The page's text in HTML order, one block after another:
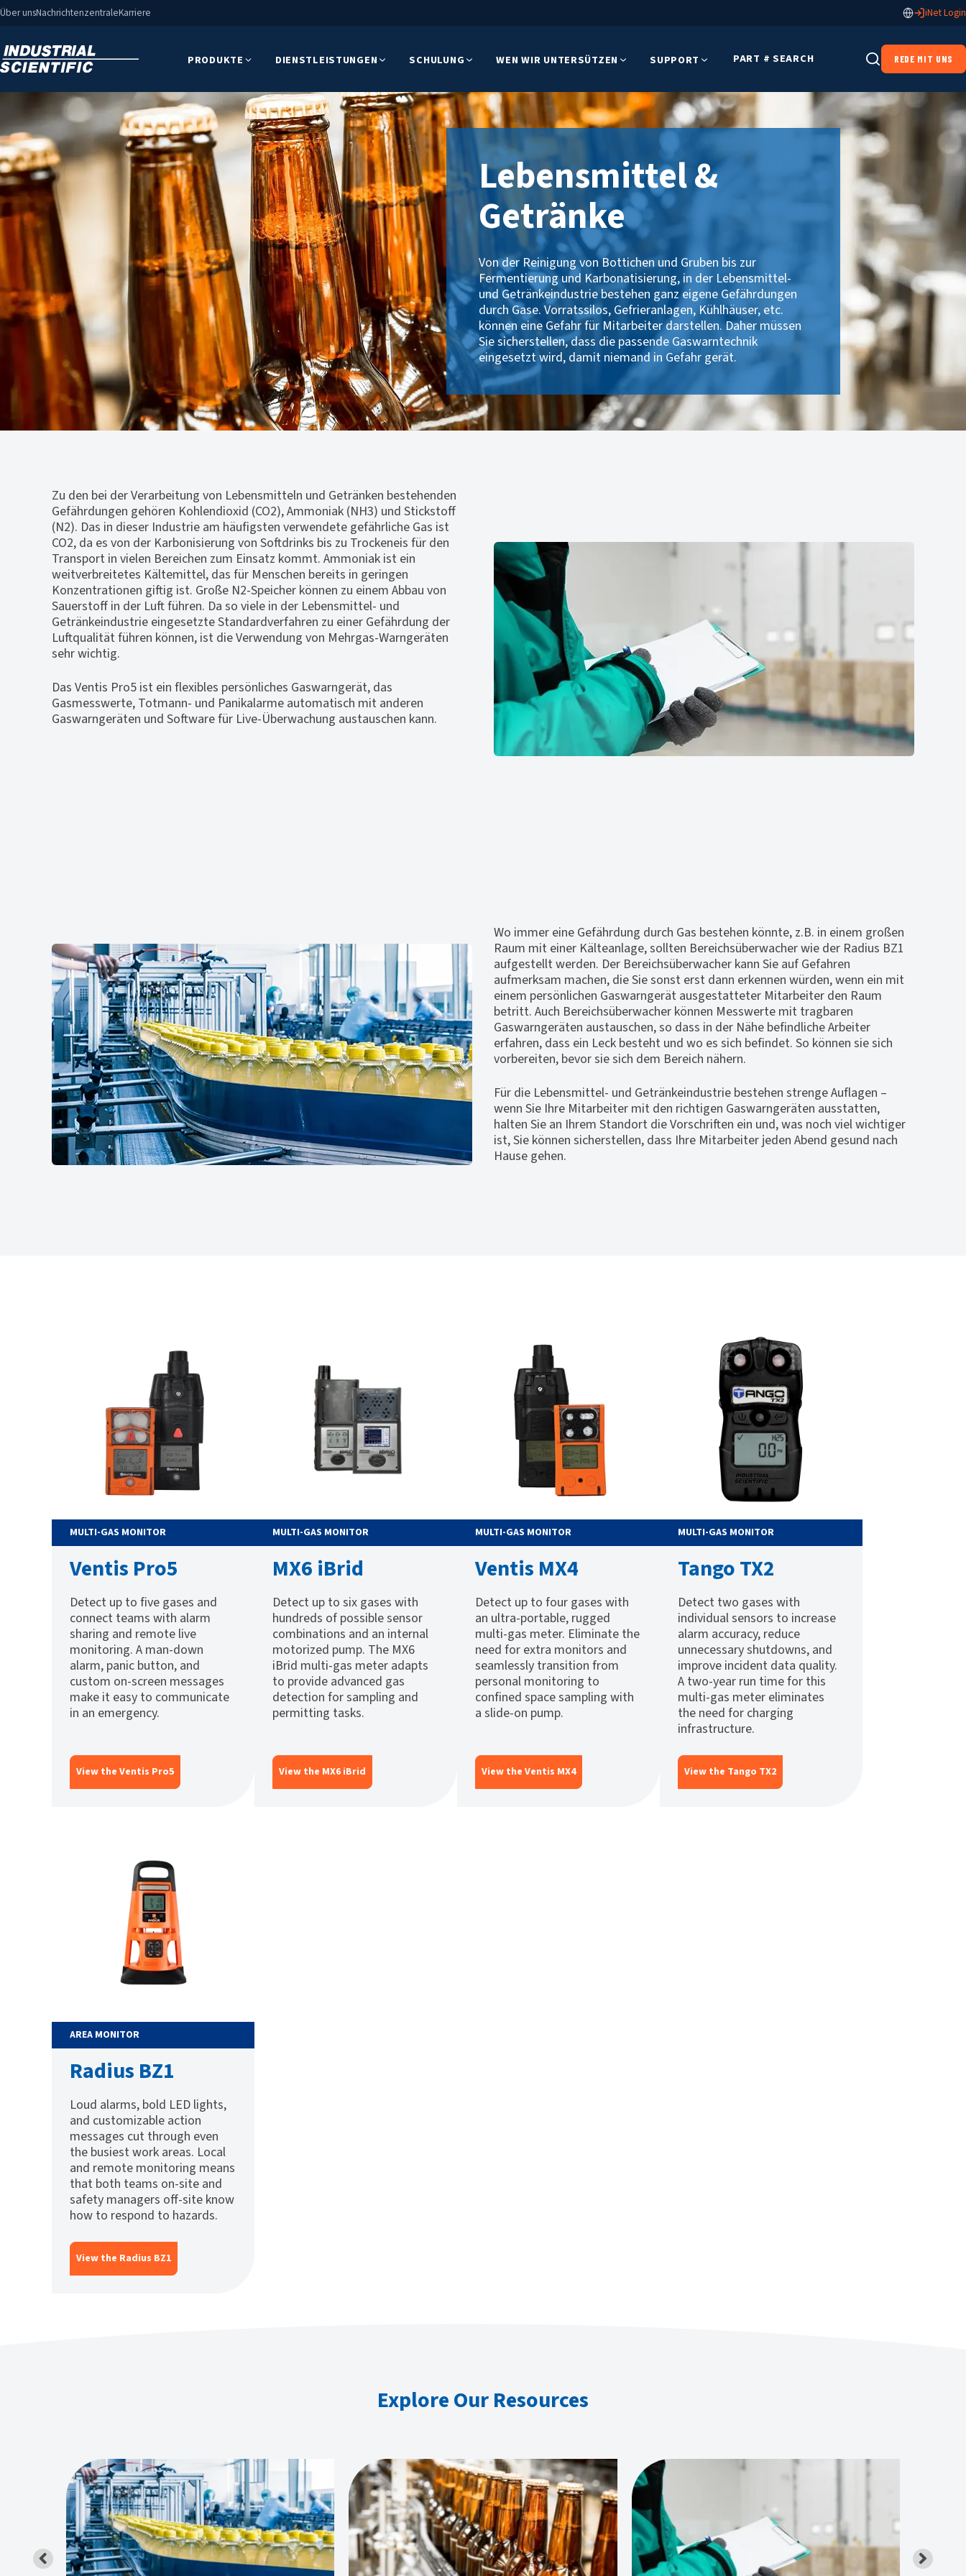
Über unsNachrichtenzentraleKarriere iNet Login
PRODUKTE DIENSTLEISTUNGEN SCHULUNG WEN WIR UNTERSÜTZEN SUPPORT PART # SEARCH REDE MIT UNS
Lebensmittel &
Getränke
Von der Reinigung von Bottichen und Gruben bis zur
Fermentierung und Karbonatisierung, in der Lebensmittel-
und Getränkeindustrie bestehen ganz eigene Gefährdungen
durch Gase. Vorratssilos, Gefrieranlagen, Kühlhäuser, etc.
können eine Gefahr für Mitarbeiter darstellen. Daher müssen
Sie sicherstellen, dass die passende Gaswarntechnik
eingesetzt wird, damit niemand in Gefahr gerät.
Zu den bei der Verarbeitung von Lebensmitteln und Getränken bestehenden
Gefährdungen gehören Kohlendioxid (CO2), Ammoniak (NH3) und Stickstoff
(N2). Das in dieser Industrie am häufigsten verwendete gefährliche Gas ist
CO2, da es von der Karbonisierung von Softdrinks bis zu Trockeneis für den
Transport in vielen Bereichen zum Einsatz kommt. Ammoniak ist ein
weitverbreitetes Kältemittel, das für Menschen bereits in geringen
Konzentrationen giftig ist. Große N2-Speicher können zu einem Abbau von
Sauerstoff in der Luft führen. Da so viele in der Lebensmittel- und
Getränkeindustrie eingesetzte Standardverfahren zu einer Gefährdung der
Luftqualität führen können, ist die Verwendung von Mehrgas-Warngeräten
sehr wichtig.
Das Ventis Pro5 ist ein flexibles persönliches Gaswarngerät, das
Gasmesswerte, Totmann- und Panikalarme automatisch mit anderen
Gaswarngeräten und Software für Live-Überwachung austauschen kann.
Wo immer eine Gefährdung durch Gas bestehen könnte, z.B. in einem großen
Raum mit einer Kälteanlage, sollten Bereichsüberwacher wie der Radius BZ1
aufgestellt werden. Der Bereichsüberwacher kann Sie auf Gefahren
aufmerksam machen, die Sie sonst erst dann erkennen würden, wenn ein mit
einem persönlichen Gaswarngerät ausgestatteter Mitarbeiter den Raum
betritt. Auch Bereichsüberwacher können Messwerte mit tragbaren
Gaswarngeräten austauschen, so dass in der Nähe befindliche Arbeiter
erfahren, dass ein Leck besteht und wo es sich befindet. So können sie sich
vorbereiten, bevor sie sich dem Bereich nähern.
Für die Lebensmittel- und Getränkeindustrie bestehen strenge Auflagen –
wenn Sie Ihre Mitarbeiter mit den richtigen Gaswarngeräten ausstatten,
halten Sie an Ihrem Standort die Vorschriften ein und, was noch viel wichtiger
ist, Sie können sicherstellen, dass Ihre Mitarbeiter jeden Abend gesund nach
Hause gehen.
MULTI-GAS MONITOR
Ventis Pro5
Detect up to five gases and
connect teams with alarm
sharing and remote live
monitoring. A man-down
alarm, panic button, and
custom on-screen messages
make it easy to communicate
in an emergency.
View the Ventis Pro5
MULTI-GAS MONITOR
MX6 iBrid
Detect up to six gases with
hundreds of possible sensor
combinations and an internal
motorized pump. The MX6
iBrid multi-gas meter adapts
to provide advanced gas
detection for sampling and
permitting tasks.
View the MX6 iBrid
MULTI-GAS MONITOR
Ventis MX4
Detect up to four gases with
an ultra-portable, rugged
multi-gas meter. Eliminate the
need for extra monitors and
seamlessly transition from
personal monitoring to
confined space sampling with
a slide-on pump.
View the Ventis MX4
MULTI-GAS MONITOR
Tango TX2
Detect two gases with
individual sensors to increase
alarm accuracy, reduce
unnecessary shutdowns, and
improve incident data quality.
A two-year run time for this
multi-gas meter eliminates
the need for charging
infrastructure.
View the Tango TX2
AREA MONITOR
Radius BZ1
Loud alarms, bold LED lights,
and customizable action
messages cut through even
the busiest work areas. Local
and remote monitoring means
that both teams on-site and
safety managers off-site know
how to respond to hazards.
View the Radius BZ1
Explore Our Resources